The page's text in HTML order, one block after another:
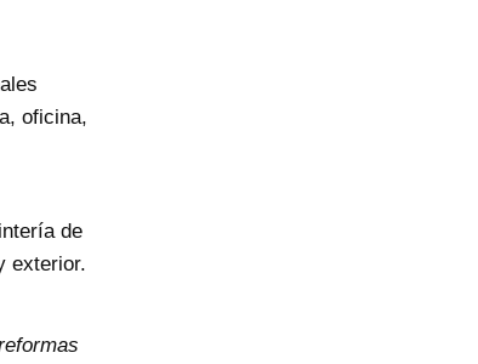
oficina,
de
exterior.